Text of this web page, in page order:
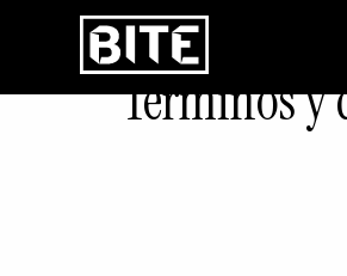
Términos y